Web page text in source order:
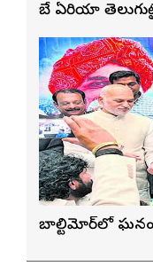
బే ఏరియా
బాల్టిమోర్‌లో